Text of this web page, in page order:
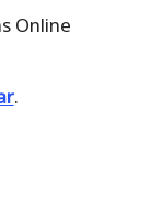
Online
.